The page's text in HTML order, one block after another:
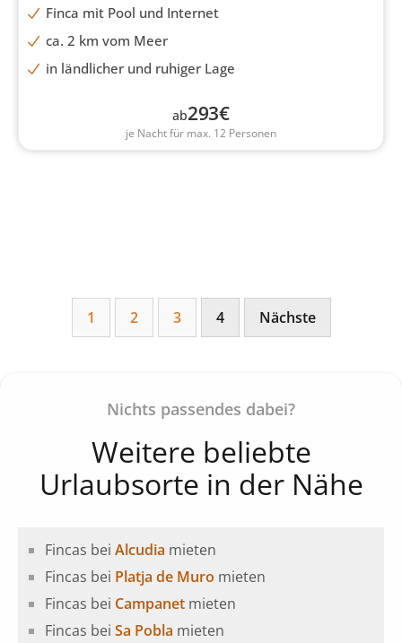
Finca mit Pool und Internet
ca. 2 km vom Meer
in ländlicher und ruhiger Lage
ab293€
je Nacht für max. 12 Personen
1 2 3 4 Nächste
Nichts passendes dabei?
Weitere beliebte
Urlaubsorte in der Nähe
Fincas bei Alcudia mieten
Fincas bei Platja de Muro mieten
Fincas bei Campanet mieten
Fincas bei Sa Pobla mieten